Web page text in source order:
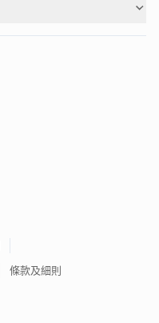
條款及細則